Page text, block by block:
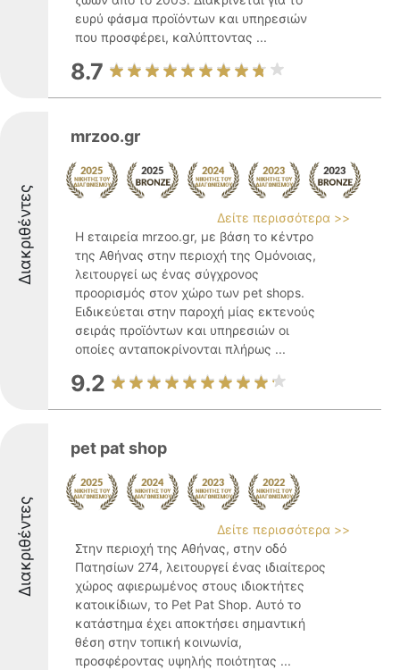
ευρύ φάσμα προϊόντων και υπηρεσιών
που προσφέρει, καλύπτοντας ...
8.7
Διακριθέντες
mrzoo.gr
Δείτε περισσότερα >>
Η εταιρεία mrzoo.gr, με βάση το κέντρο
της Αθήνας στην περιοχή της Ομόνοιας,
λειτουργεί ως ένας σύγχρονος
προορισμός στον χώρο των pet shops.
Ειδικεύεται στην παροχή μίας εκτενούς
σειράς προϊόντων και υπηρεσιών οι
οποίες ανταποκρίνονται πλήρως ...
9.2
Διακριθέντες
pet pat shop
Δείτε περισσότερα >>
Στην περιοχή της Αθήνας, στην οδό
Πατησίων 274, λειτουργεί ένας ιδιαίτερος
χώρος αφιερωμένος στους ιδιοκτήτες
κατοικίδιων, το Pet Pat Shop. Αυτό το
κατάστημα έχει αποκτήσει σημαντική
θέση στην τοπική κοινωνία,
προσφέροντας υψηλής ποιότητας ...